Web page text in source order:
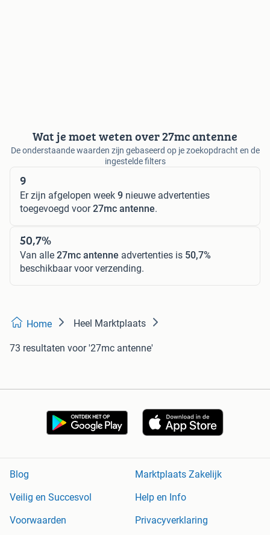
Wat je moet weten over 27mc antenne
De onderstaande waarden zijn gebaseerd op je zoekopdracht en de
ingestelde filters
9
Er zijn afgelopen week 9 nieuwe advertenties
toegevoegd voor27mc antenne.
50,7%
Van alle 27mc antenne advertenties is 50,7%
beschikbaar voor verzending.
Home Heel Marktplaats
73 resultaten voor '27mc antenne'
Blog
Marktplaats Zakelijk
Veilig en Succesvol
Help en Info
Voorwaarden
Privacyverklaring